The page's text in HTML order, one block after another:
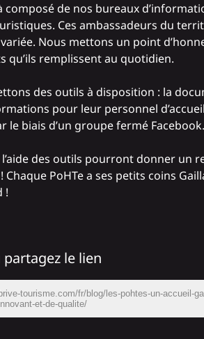
de nos bureaux
Ces ambassadeurs du
Nous mettons un point
qu’ils remplissent au quotidien.
des outils à disposition : la
pour leur personnel
biais d’un groupe fermé Facebook.
des outils pourront donner un
PoHTe a ses petits coins
!
partagez le lien
brive-tourisme.com/fr/blog/les-pohtes-un-accueil-
et-de-qualite/